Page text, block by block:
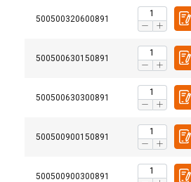
500500320600891
500500630150891
500500630300891
500500900150891
500500900300891
20251003.pdf